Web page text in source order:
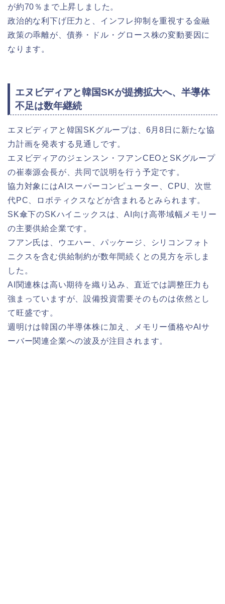
が約70％まで上昇しました。
政治的な利下げ圧力と、インフレ抑制を重視する金融
政策の乖離が、債券・ドル・グロース株の変動要因に
なります。
エヌビディアと韓国SKが提携拡大へ、半導体
不足は数年継続
エヌビディアと韓国SKグループは、6月8日に新たな協
力計画を発表する見通しです。
エヌビディアのジェンスン・フアンCEOとSKグループ
の崔泰源会長が、共同で説明を行う予定です。
協力対象にはAIスーパーコンピューター、CPU、次世
代PC、ロボティクスなどが含まれるとみられます。
SK傘下のSKハイニックスは、AI向け高帯域幅メモリー
の主要供給企業です。
フアン氏は、ウエハー、パッケージ、シリコンフォト
ニクスを含む供給制約が数年間続くとの見方を示しま
した。
AI関連株は高い期待を織り込み、直近では調整圧力も
強まっていますが、設備投資需要そのものは依然とし
て旺盛です。
週明けは韓国の半導体株に加え、メモリー価格やAIサ
ーバー関連企業への波及が注目されます。